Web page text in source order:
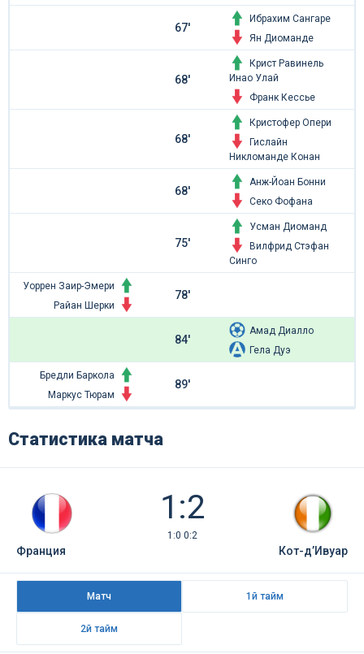
67'
Ибрахим Сангаре
Ян Диоманде
68'
Крист Равинель
Инао Улай
Франк Кессье
68'
Кристофер Опери
Гислайн
Никломанде Конан
68'
Анж-Йоан Бонни
Секо Фофана
75'
Усман Диоманд
Вилфрид Стэфан
Синго
Уоррен Заир-Эмери
Райан Шерки
78'
84'
Амад Диалло
Гела Дуэ
Бредли Баркола
Маркус Тюрам
89'
Статистика матча
1:2
1:0 0:2
Франция Кот-д’Ивуар
Матч 1й тайм
2й тайм